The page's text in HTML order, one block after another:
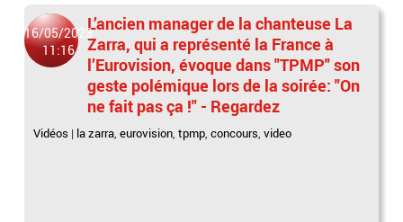
16/05/2023
11:16
L’ancien manager de la chanteuse La
Zarra, qui a représenté la France à
l’Eurovision, évoque dans "TPMP" son
geste polémique lors de la soirée: "On
ne fait pas ça !" - Regardez
Vidéos | la zarra,eurovision,tpmp,concours,video